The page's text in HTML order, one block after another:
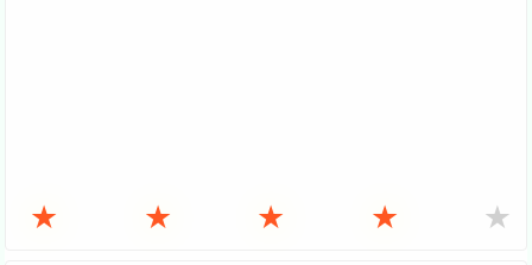
★ ★ ★ ★ ★